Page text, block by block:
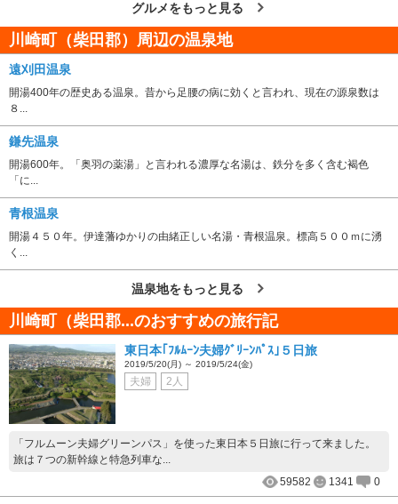
グルメをもっと見る
川崎町（柴田郡）周辺の温泉地
遠刈田温泉
開湯400年の歴史ある温泉。昔から足腰の病に効くと言われ、現在の源泉数は
８...
鎌先温泉
開湯600年。「奥羽の薬湯」と言われる濃厚な名湯は、鉄分を多く含む褐色
「に...
青根温泉
開湯４５０年。伊達藩ゆかりの由緒正しい名湯・青根温泉。標高５００ｍに湧
く...
温泉地をもっと見る
川崎町（柴田郡...のおすすめの旅行記
東日本｢ﾌﾙﾑｰﾝ夫婦ｸﾞﾘｰﾝﾊﾟｽ｣５日旅
2019/5/20(月) ～ 2019/5/24(金)
夫婦 2人
「フルムーン夫婦グリーンパス」を使った東日本５日旅に行って来ました。
旅は７つの新幹線と特急列車な...
59582
1341 0